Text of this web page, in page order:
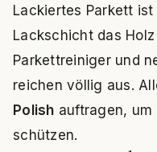
Lackiertes Parkett
Lackschicht das
Parkettreiniger und
reichen völlig aus.
Polish auftragen,
schützen.